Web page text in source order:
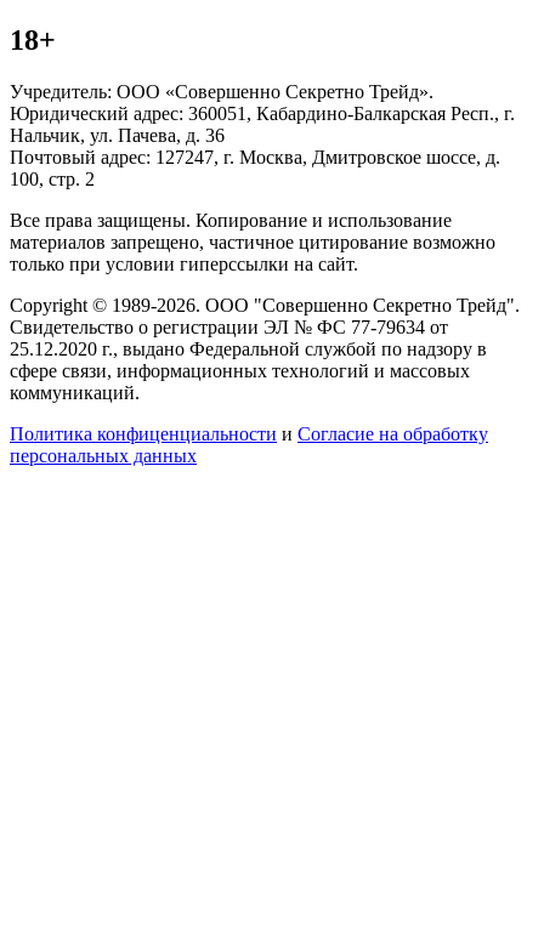
18+
Учредитель: ООО «Совершенно Секретно Трейд».
Юридический адрес: 360051, Кабардино-Балкарская Респ., г.
Нальчик, ул. Пачева, д. 36
Почтовый адрес: 127247, г. Москва, Дмитровское шоссе, д.
100, стр. 2
Все права защищены. Копирование и использование
материалов запрещено, частичное цитирование возможно
только при условии гиперссылки на сайт.
Copyright © 1989-2026. ООО "Совершенно Секретно Трейд".
Свидетельство о регистрации ЭЛ № ФС 77-79634 от
25.12.2020 г., выдано Федеральной службой по надзору в
сфере связи, информационных технологий и массовых
коммуникаций.
Политика конфиценциальности и Согласие на обработку
персональных данных